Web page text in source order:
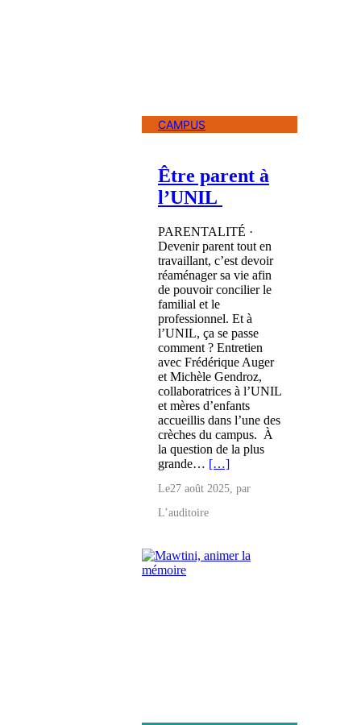
CAMPUS
Être parent à
l’UNIL
PARENTALITÉ ·
Devenir parent tout en
travaillant, c’est devoir
réaménager sa vie afin
de pouvoir concilier le
familial et le
professionnel. Et à
l’UNIL, ça se passe
comment ? Entretien
avec Frédérique Auger
et Michèle Gendroz,
collaboratrices à l’UNIL
et mères d’enfants
accueillis dans l’une des
crèches du campus. À
la question de la plus
grande… […]
Le27 août 2025 , par
L’auditoire